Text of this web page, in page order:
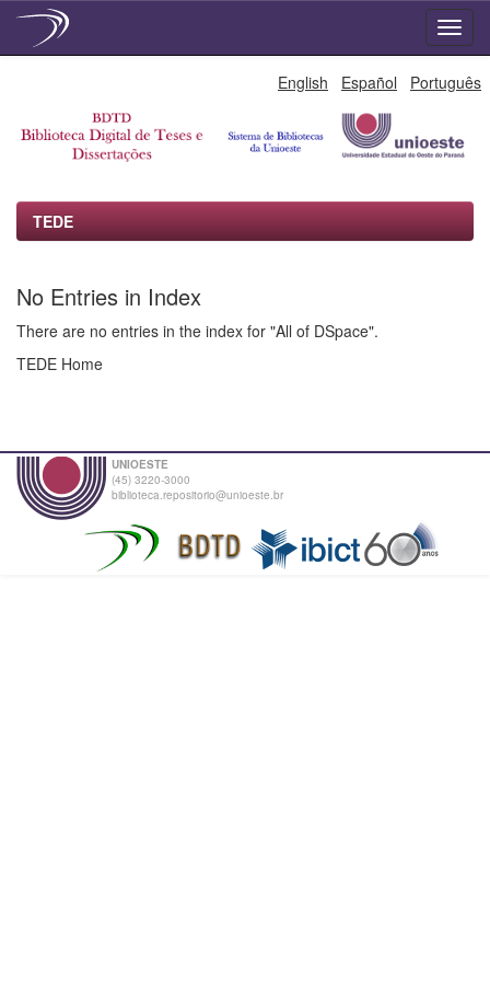
English Español Português
TEDE
No Entries in Index
There are no entries in the index for "All of DSpace".
TEDE Home
UNIOESTE
(45) 3220-3000
biblioteca.repositorio@unioeste.br